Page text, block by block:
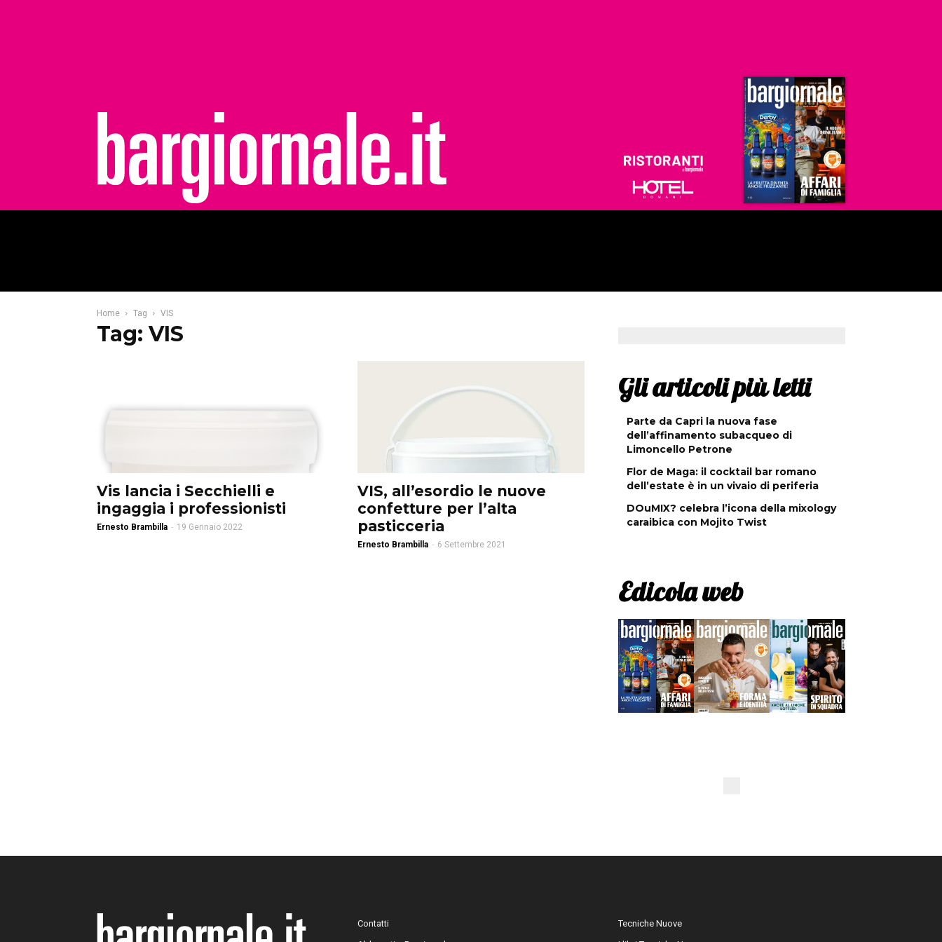
Ristoranti
Hoteldomani
Home Tag VIS
Tag: VIS
Vis lancia i Secchielli e
ingaggia i professionisti
Ernesto Brambilla - 19 Gennaio 2022
VIS, all’esordio le nuove
confetture per l’alta
pasticceria
Ernesto Brambilla - 6 Settembre 2021
Gli articoli più letti
Parte da Capri la nuova fase
dell’affinamento subacqueo di
Limoncello Petrone
Flor de Maga: il cocktail bar romano
dell’estate è in un vivaio di periferia
DOuMIX? celebra l’icona della mixology
caraibica con Mojito Twist
Edicola web
Contatti
Tecniche Nuove